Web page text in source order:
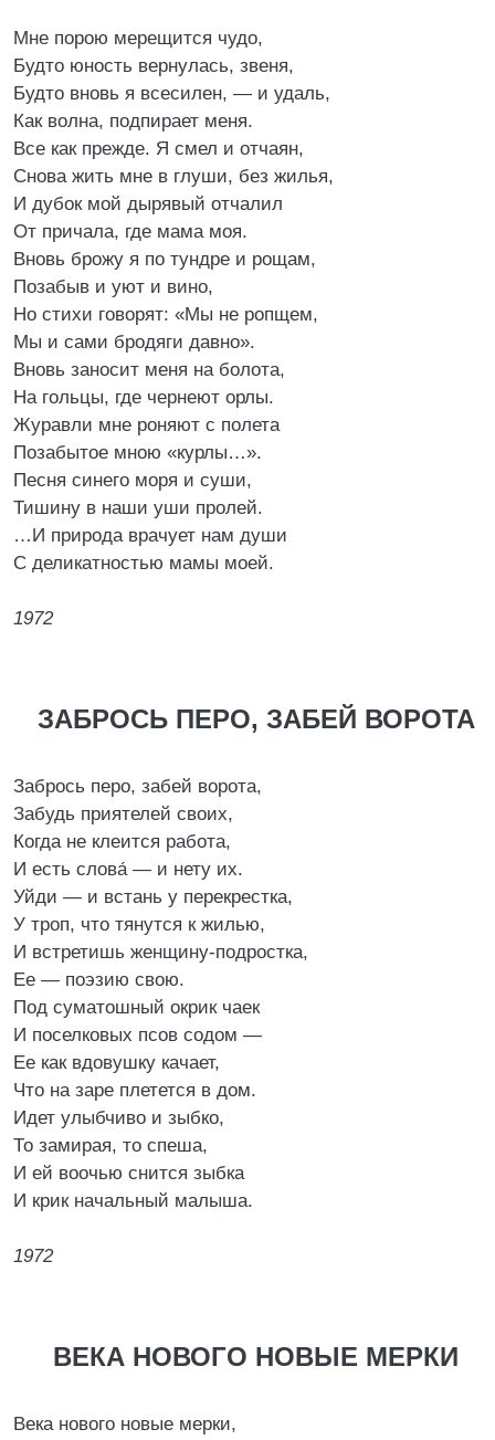
Мне порою мерещится чудо,
Будто юность вернулась, звеня,
Будто вновь я всесилен, — и удаль,
Как волна, подпирает меня.
Все как прежде. Я смел и отчаян,
Снова жить мне в глуши, без жилья,
И дубок мой дырявый отчалил
От причала, где мама моя.
Вновь брожу я по тундре и рощам,
Позабыв и уют и вино,
Но стихи говорят: «Мы не ропщем,
Мы и сами бродяги давно».
Вновь заносит меня на болота,
На гольцы, где чернеют орлы.
Журавли мне роняют с полета
Позабытое мною «курлы…».
Песня синего моря и суши,
Тишину в наши уши пролей.
…И природа врачует нам души
С деликатностью мамы моей.
1972
ЗАБРОСЬ ПЕРО, ЗАБЕЙ ВОРОТА
Забрось перо, забей ворота,
Забудь приятелей своих,
Когда не клеится работа,
И есть слова́ — и нету их.
Уйди — и встань у перекрестка,
У троп, что тянутся к жилью,
И встретишь женщину-подростка,
Ее — поэзию свою.
Под суматошный окрик чаек
И поселковых псов содом —
Ее как вдовушку качает,
Что на заре плетется в дом.
Идет улыбчиво и зыбко,
То замирая, то спеша,
И ей воочью снится зыбка
И крик начальный малыша.
1972
ВЕКА НОВОГО НОВЫЕ МЕРКИ
Века нового новые мерки,